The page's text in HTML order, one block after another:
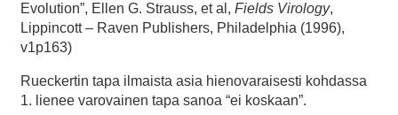
Evolution”, Ellen G. Strauss, et al, Fields Virology,
Lippincott – Raven Publishers, Philadelphia (1996),
v1p163)
Rueckertin tapa ilmaista asia hienovaraisesti kohdassa
1. lienee varovainen tapa sanoa “ei koskaan”.